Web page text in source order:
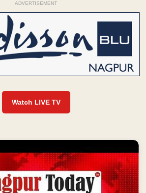
ADVERTISEMENT
Watch LIVE TV